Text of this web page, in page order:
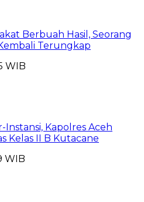
Berbuah Hasil, Seorang
Terungkap
WIB
Kapolres Aceh
Kelas II B Kutacane
WIB